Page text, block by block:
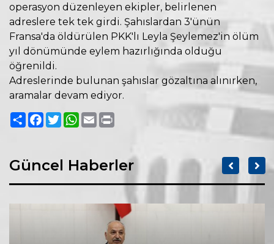
operasyon düzenleyen ekipler, belirlenen
adreslere tek tek girdi. Şahıslardan 3'ünün
Fransa'da öldürülen PKK'lı Leyla Şeylemez'in ölüm
yıl dönümünde eylem hazırlığında olduğu
öğrenildi.
Adreslerinde bulunan şahıslar gözaltına alınırken,
aramalar devam ediyor.
PaylaşFacebook
TwitterWhatsApp
Email
Güncel Haberler